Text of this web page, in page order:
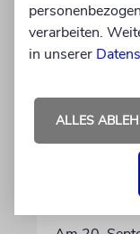
WAHL ZUM
Platz
verarbeiten.
in unserer
ALLES